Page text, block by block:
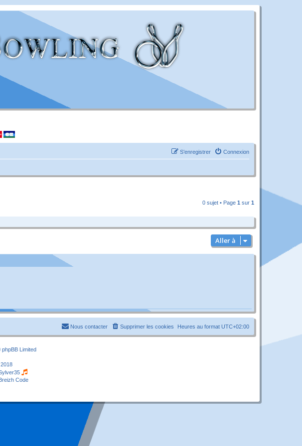
Connexion
S’enregistrer
0 sujet • Page 1 sur 1
Aller à
Heures au format UTC+02:00
Supprimer les cookies
Nous contacter
Limited
2018
Code